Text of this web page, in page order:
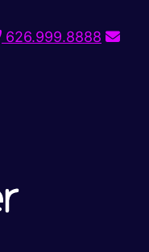
626.999.8888